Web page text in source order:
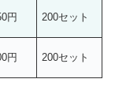
円 200セット
円 200セット